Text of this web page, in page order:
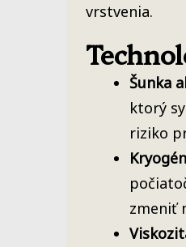
vrstvenia.
Šunka
ktorý
riziko
zmeniť